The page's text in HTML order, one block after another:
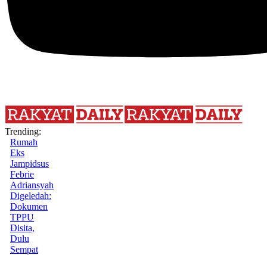
Trending:
Rumah
Eks
Jampidsus
Febrie
Adriansyah
Digeledah:
Dokumen
TPPU
Disita,
Dulu
Sempat